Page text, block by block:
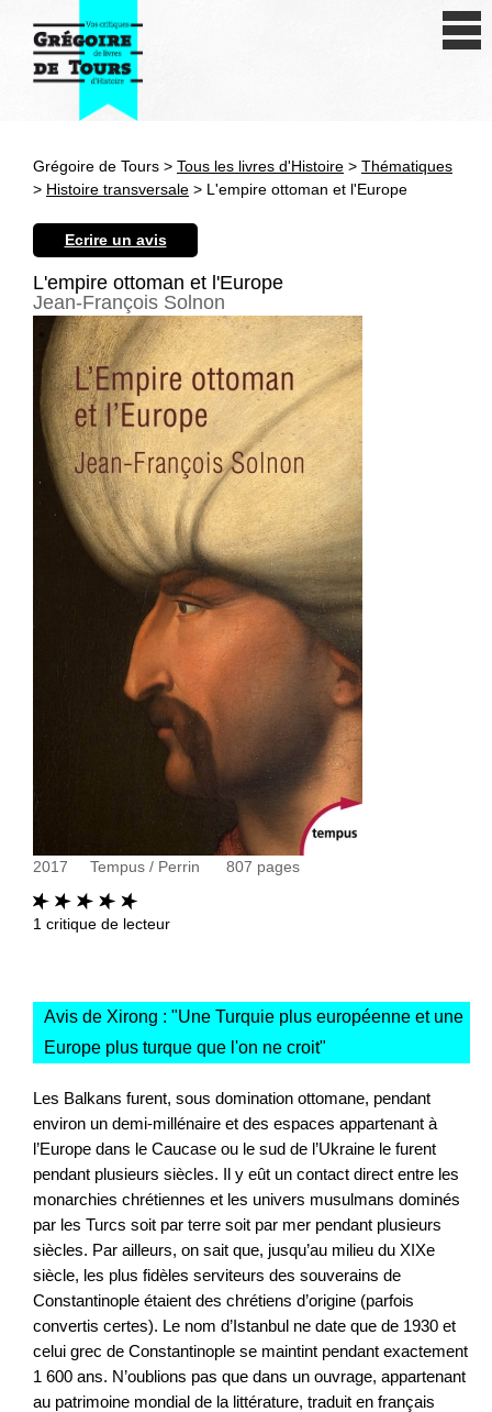
Antiquité
Epoque moderne
Révolution et XIXe siècle
XXe siècle
Autres civilisations
Thématiques
Grégoire de Tours > Tous les livres d'Histoire > Thématiques
> Histoire transversale > L'empire ottoman et l'Europe
Ecrire un avis
L'empire ottoman et l'Europe
Jean-François Solnon
2017 Tempus / Perrin 807 pages
1 critique de lecteur
Avis de Xirong : "Une Turquie plus européenne et une
Europe plus turque que l'on ne croit"
Les Balkans furent, sous domination ottomane, pendant
environ un demi-millénaire et des espaces appartenant à
l’Europe dans le Caucase ou le sud de l’Ukraine le furent
pendant plusieurs siècles. Il y eût un contact direct entre les
monarchies chrétiennes et les univers musulmans dominés
par les Turcs soit par terre soit par mer pendant plusieurs
siècles. Par ailleurs, on sait que, jusqu’au milieu du XIXe
siècle, les plus fidèles serviteurs des souverains de
Constantinople étaient des chrétiens d’origine (parfois
convertis certes). Le nom d’Istanbul ne date que de 1930 et
celui grec de Constantinople se maintint pendant exactement
1 600 ans. N’oublions pas que dans un ouvrage, appartenant
au patrimoine mondial de la littérature, traduit en français